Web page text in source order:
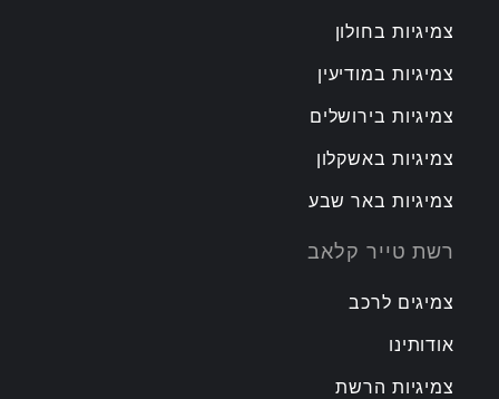
צמיגיות בחולון
צמיגיות במודיעין
צמיגיות בירושלים
צמיגיות באשקלון
צמיגיות באר שבע
רשת טייר קלאב
צמיגים לרכב
אודותינו
צמיגיות הרשת